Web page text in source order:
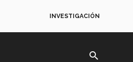
INVESTIGACIÓN
search